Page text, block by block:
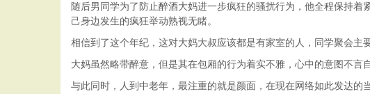
随后男同学为了防止醉酒大妈进一步疯狂的骚扰行为，他全程保持
己身边发生的疯狂举动熟视无睹。
相信到了这个年纪，这对大妈大叔应该都是有家室的人，同学聚会主
大妈虽然略带醉意，但是其在包厢的行为着实不雅，心中的意图不言
与此同时，人到中老年，最注重的就是颜面，在现在网络如此发达